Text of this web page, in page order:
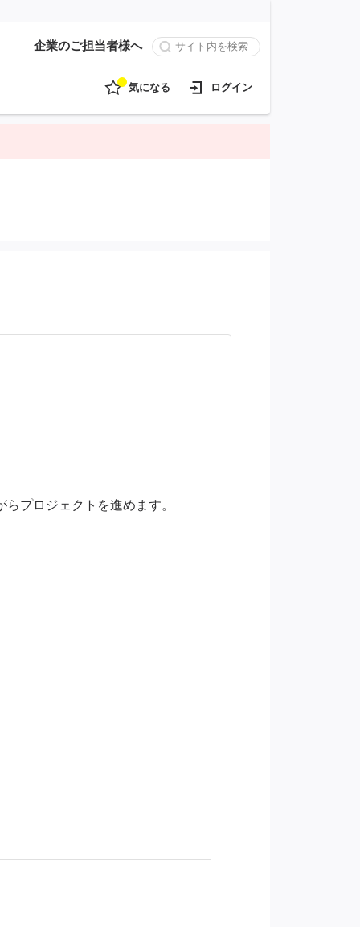
企業のご担当者様へ
気になる ログイン
プロジェクトを進めます。